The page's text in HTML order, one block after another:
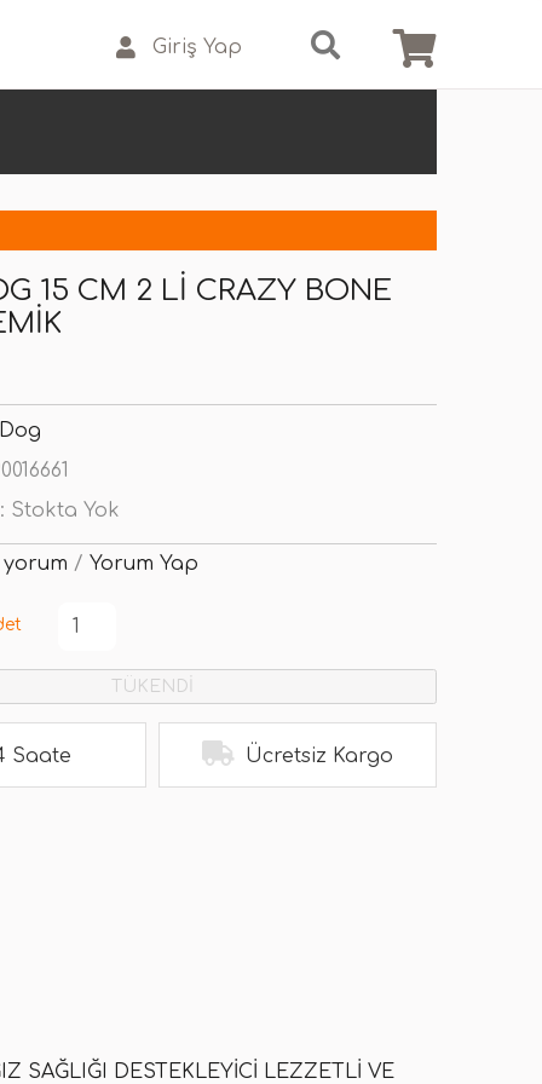
Giriş Yap
15 CM 2 LI CRAZY BONE
Stokta Yok
yorum / Yorum Yap
TÜKENDİ
Saate Ücretsiz Kargo
SAĞLIĞI DESTEKLEYICI LEZZETLI VE